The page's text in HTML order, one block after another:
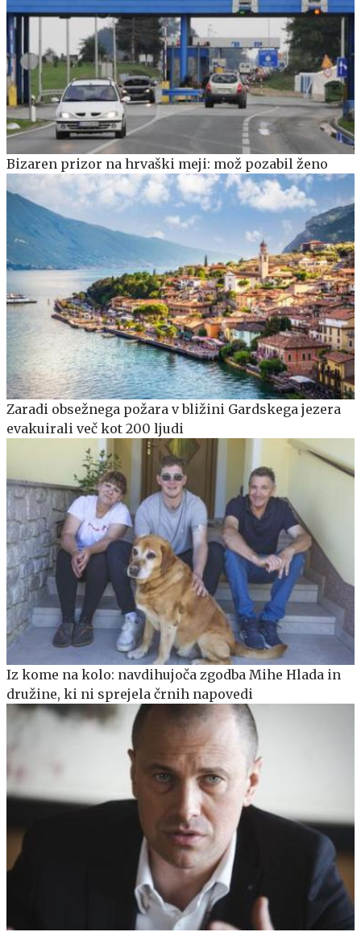
Bizaren prizor na hrvaški meji: mož pozabil ženo
Zaradi obsežnega požara v bližini Gardskega jezera
evakuirali več kot 200 ljudi
Iz kome na kolo: navdihujoča zgodba Mihe Hlada in
družine, ki ni sprejela črnih napovedi